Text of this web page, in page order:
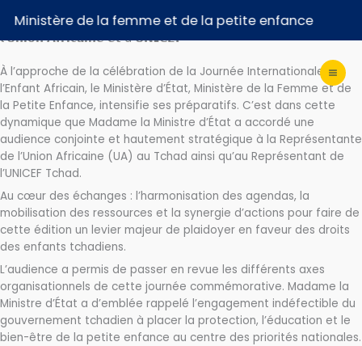
contenu
de la femme et de la petite enfance
𝗠𝗶𝗻𝗶𝘀𝘁𝗿𝗲 𝗱’É𝘁𝗮𝘁 𝗮𝗰𝗰𝗼𝗿𝗱𝗲 𝘂𝗻𝗲 𝗮𝘂𝗱𝗶𝗲𝗻𝗰𝗲 𝘀𝘁𝗿𝗮𝘁é𝗴𝗶𝗾𝘂𝗲 à
𝗹’𝗨𝗻𝗶𝗼𝗻 𝗔𝗳𝗿𝗶𝗰𝗮𝗶𝗻𝗲 𝗲𝘁 à 𝗨𝗡𝗜𝗖𝗘𝗙
À l’approche de la célébration de la Journée Internationale de
l’Enfant Africain, le Ministère d’État, Ministère de la Femme et de
la Petite Enfance, intensifie ses préparatifs. C’est dans cette
dynamique que Madame la Ministre d’État a accordé une
audience conjointe et hautement stratégique à la Représentante
de l’Union Africaine (UA) au Tchad ainsi qu’au Représentant de
l’UNICEF Tchad.
Au cœur des échanges : l’harmonisation des agendas, la
mobilisation des ressources et la synergie d’actions pour faire de
cette édition un levier majeur de plaidoyer en faveur des droits
des enfants tchadiens.
L’audience a permis de passer en revue les différents axes
organisationnels de cette journée commémorative. Madame la
Ministre d’État a d’emblée rappelé l’engagement indéfectible du
gouvernement tchadien à placer la protection, l’éducation et le
bien-être de la petite enfance au centre des priorités nationales.